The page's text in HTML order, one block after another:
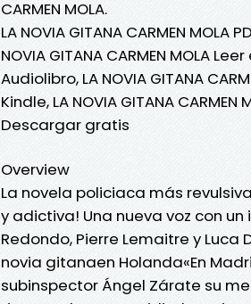
CARMEN MOLA.
LA NOVIA GITANA CARMEN MOLA
NOVIA GITANA CARMEN MOLA
Audiolibro, LA NOVIA GITANA
Kindle, LA NOVIA GITANA CARMEN
Descargar gratis
Overview
La novela policiaca más
y adictiva! Una nueva voz con
Redondo, Pierre Lemaitre y
novia gitanaen Holanda«En
subinspector Ángel Zárate su